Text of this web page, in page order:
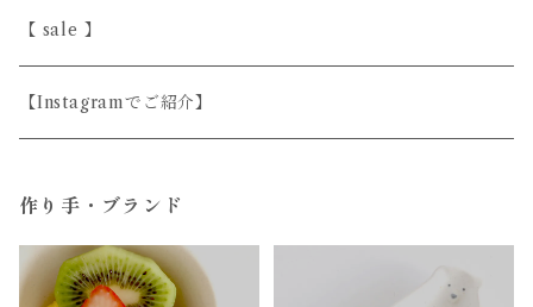
斎藤奈月
シサム工房
陶房はせがわ
益子焼
磁器
天然木
真鍮・アルミ
シンプル
上品
どうぶつのうつわ
【 sale 】
【Instagramでご紹介】
作り手・ブランド